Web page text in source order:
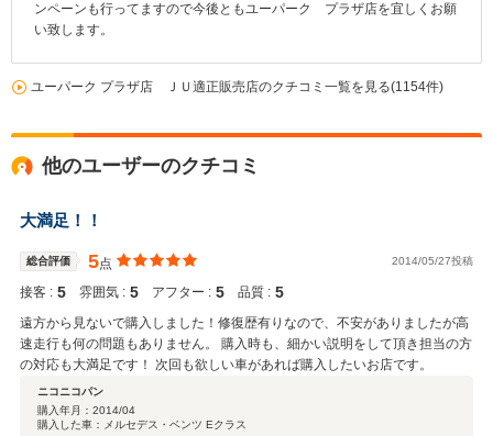
ンペーンも行ってますので今後ともユーパーク プラザ店を宜しくお願
い致します。
ユーパーク プラザ店 ＪＵ適正販売店のクチコミ一覧を見る(1154件)
他のユーザーのクチコミ
大満足！！
総合評価 5点 2014/05/27投稿
接客 : 5 雰囲気 : 5 アフター : 5 品質 : 5
遠方から見ないで購入しました！修復歴有りなので、不安がありましたが高
速走行も何の問題もありません。 購入時も、細かい説明をして頂き担当の方
の対応も大満足です！ 次回も欲しい車があれば購入したいお店です。
ニコニコパン
購入年月： 2014/04
購入した車：メルセデス・ベンツ Eクラス